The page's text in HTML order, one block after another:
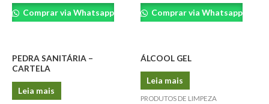
Comprar via Whatsapp Comprar via Whatsapp
PEDRA SANITÁRIA –
CARTELA
Leia mais
ÁLCOOL GEL
Leia mais
PRODUTOS DE LIMPEZA